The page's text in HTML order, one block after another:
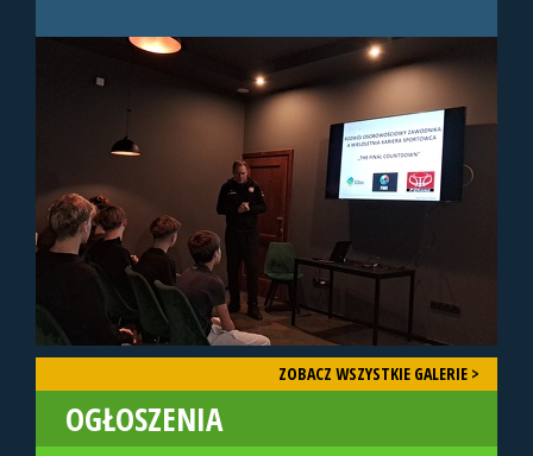
ZOBACZ WSZYSTKIE GALERIE >
OGŁOSZENIA